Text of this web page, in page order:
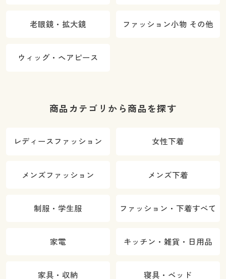
老眼鏡・拡大鏡 ファッション小物 その他
ウィッグ・ヘアピース
商品カテゴリから商品を探す
レディースファッション 女性下着
メンズファッション メンズ下着
制服・学生服 ファッション・下着すべて
家電 キッチン・雑貨・日用品
家具・収納 寝具・ベッド